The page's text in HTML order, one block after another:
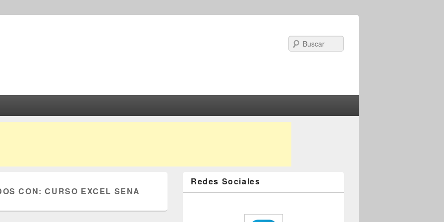
CON:CURSO EXCEL SENA
Redes Sociales